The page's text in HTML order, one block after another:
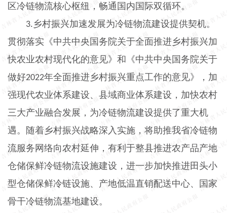
区冷链物流核心枢纽，畅通国内国际双循环。
3.乡村振兴加速发展为冷链物流建设提供契机。
贯彻落实《中共中央国务院关于全面推进乡村振兴加
快农业农村现代化的意见》和《中共中央国务院关于
做好2022年全面推进乡村振兴重点工作的意见》，加
强现代农业体系建设、县域商业体系建设，加快农村
三大产业融合发展，为冷链物流建设提供了重大机
遇。随着乡村振兴战略深入实施，将助推我省冷链物
流服务网络向农村延伸，有利于整县推进农产品产地
仓储保鲜冷链物流设施建设，进一步加快推进田头小
型仓储保鲜冷链设施、产地低温直销配送中心、国家
骨干冷链物流基地建设。